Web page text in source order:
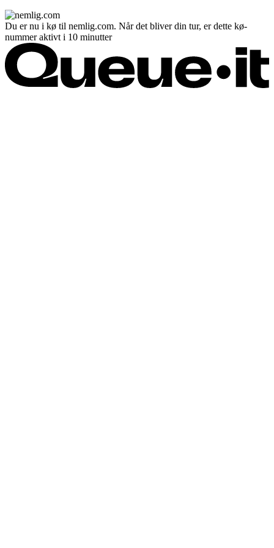
Du er nu i kø til nemlig.com. Når det bliver din tur, er dette kø-
nummer aktivt i 10 minutter